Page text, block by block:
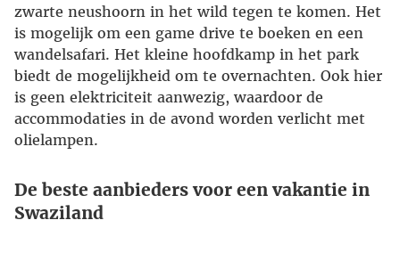
zwarte neushoorn in het wild tegen te komen. Het
is mogelijk om een game drive te boeken en een
wandelsafari. Het kleine hoofdkamp in het park
biedt de mogelijkheid om te overnachten. Ook hier
is geen elektriciteit aanwezig, waardoor de
accommodaties in de avond worden verlicht met
olielampen.
De beste aanbieders voor een vakantie in
Swaziland